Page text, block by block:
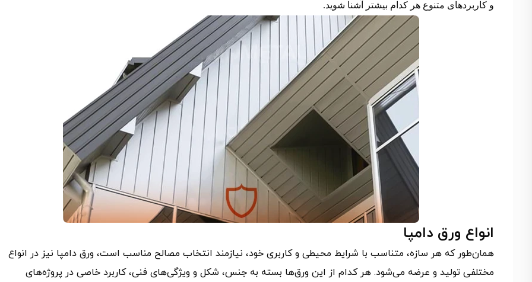
و کاربردهای متنوع هر کدام بیشتر آشنا شوید.
انواع ورق دامپا
همان‌طور که هر سازه، متناسب با شرایط محیطی و کاربری خود، نیازمند انتخاب مصالح مناسب است، ورق دامپا نیز در انواع
مختلفی تولید و عرضه می‌شود. هر کدام از این ورق‌ها بسته به جنس، شکل و ویژگی‌های فنی، کاربرد خاصی در پروژه‌های